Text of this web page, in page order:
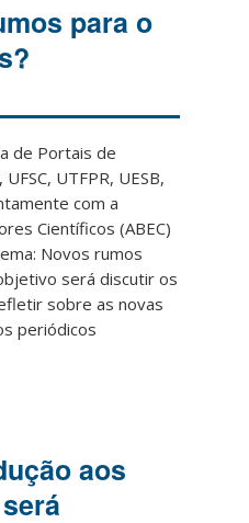
para o
de Portais de
UTFPR, UESB,
com a
Científicos (ABEC)
Novos rumos
será discutir os
sobre as novas
periódicos
aos